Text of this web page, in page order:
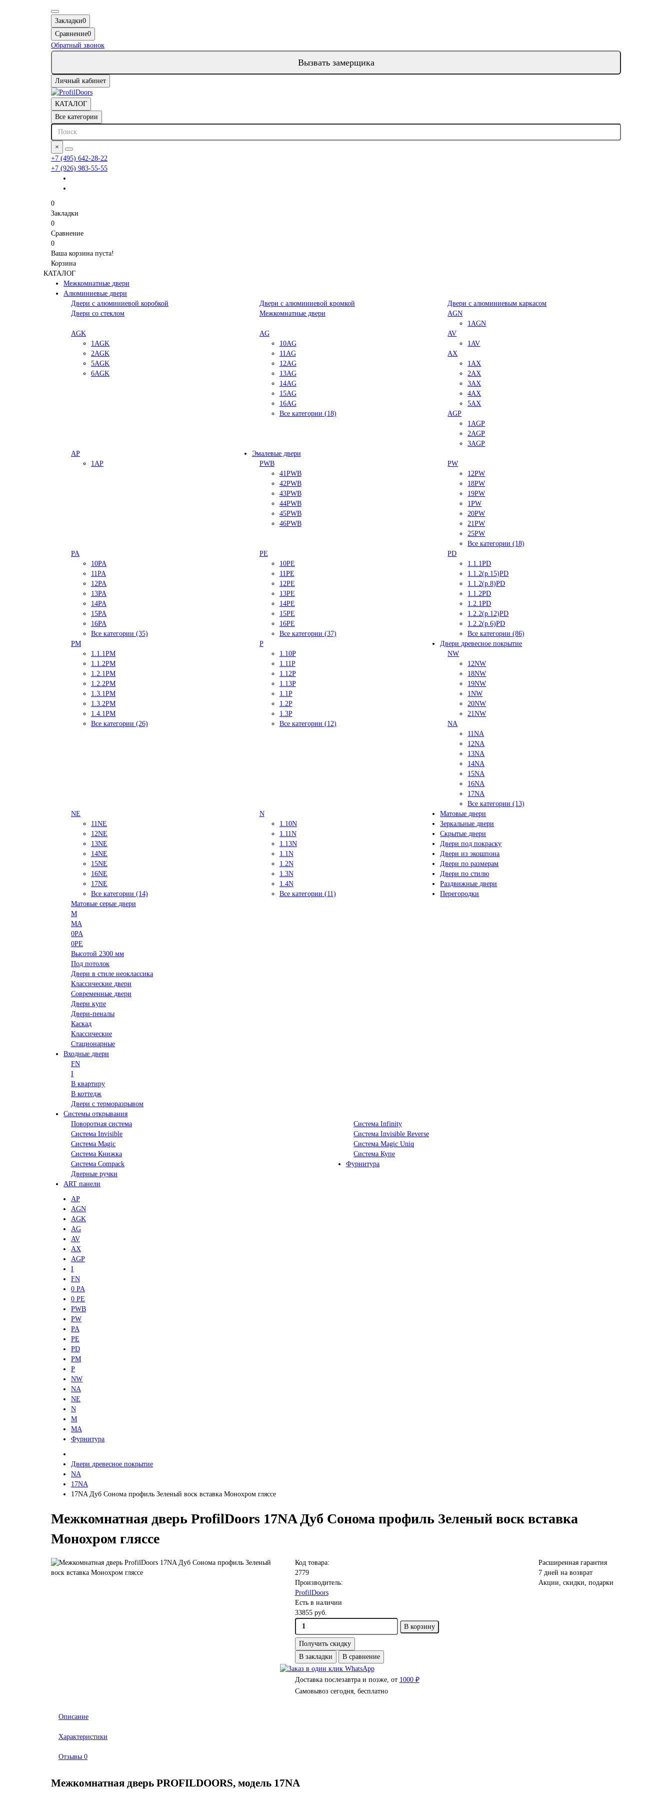
Закладки0
Сравнение0
Обратный звонок
Вызвать замерщика
Личный кабинет
КАТАЛОГ
Все категории
×
+7 (495) 642-28-22
+7 (926) 983-55-55
0
Закладки
0
Сравнение
0
Ваша корзина пуста!
Корзина
КАТАЛОГ
Межкомнатные двери
Алюминиевые двери
Двери с алюминиевой коробкой
Двери с алюминиевой кромкой
Двери с алюминиевым каркасом
Двери со стеклом
Межкомнатные двери
AGN
1AGN
AGK
1AGK
2AGK
5AGK
6AGK
AG
10AG
11AG
12AG
13AG
14AG
15AG
16AG
Все категории (18)
AV
1AV
AX
1AX
2AX
3AX
4AX
5AX
AGP
1AGP
2AGP
3AGP
AP
1AP
Эмалевые двери
PWB
41PWB
42PWB
43PWB
44PWB
45PWB
46PWB
PW
12PW
18PW
19PW
1PW
20PW
21PW
25PW
Все категории (18)
PA
10PA
11PA
12PA
13PA
14PA
15PA
16PA
Все категории (35)
PE
10PE
11PE
12PE
13PE
14PE
15PE
16PE
Все категории (37)
PD
1.1.1PD
1.1.2(р.15)PD
1.1.2(р.8)PD
1.1.2PD
1.2.1PD
1.2.2(р.12)PD
1.2.2(р.6)PD
Все категории (86)
PM
1.1.1PM
1.1.2PM
1.2.1PM
1.2.2PM
1.3.1PM
1.3.2PM
1.4.1PM
Все категории (26)
P
1.10P
1.11P
1.12P
1.13P
1.1P
1.2P
1.3P
Все категории (12)
Двери древесное покрытие
NW
12NW
18NW
19NW
1NW
20NW
21NW
NA
11NA
12NA
13NA
14NA
15NA
16NA
17NA
Все категории (13)
NE
11NE
12NE
13NE
14NE
15NE
16NE
17NE
Все категории (14)
N
1.10N
1.11N
1.13N
1.1N
1.2N
1.3N
1.4N
Все категории (11)
Матовые двери
Матовые серые двери
Зеркальные двери
M
MA
Скрытые двери
0PA
0PE
Двери под покраску
Двери из экошпона
Двери по размерам
Высотой 2300 мм
Под потолок
Двери по стилю
Двери в стиле неоклассика
Классические двери
Современные двери
Раздвижные двери
Двери купе
Двери-пеналы
Перегородки
Каскад
Классические
Стационарные
Входные двери
FN
I
В квартиру
В коттедж
Двери с терморазрывом
Системы открывания
Поворотная система
Система Infinity
Система Invisible
Система Invisible Reverse
Система Magic
Система Magic Uniq
Система Книжка
Система Купе
Система Compack
Фурнитура
Дверные ручки
ART панели
AP
AGN
AGK
AG
AV
AX
AGP
I
FN
0 PA
0 PE
PWB
PW
PA
PE
PD
PM
P
NW
NA
NE
N
M
MA
Фурнитура
Двери древесное покрытие
NA
17NA
17NA Дуб Сонома профиль Зеленый воск вставка Монохром гляссе
Межкомнатная дверь ProfilDoors 17NA Дуб Сонома профиль Зеленый воск вставка
Монохром гляссе
Код товара:
2779
Производитель:
ProfilDoors
Есть в наличии
33855 руб.
В корзину
Получить скидку
В закладки
В сравнение
Доставка послезавтра и позже, от 1000 ₽
Самовывоз сегодня, бесплатно
Расширенная гарантия
7 дней на возврат
Акции, скидки, подарки
Описание
Характеристики
Отзывы 0
Межкомнатная дверь PROFILDOORS, модель 17NA